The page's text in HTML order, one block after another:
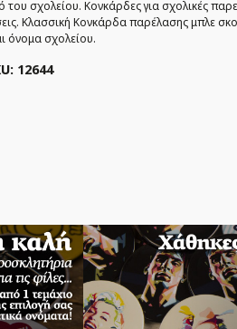
σχολείου. Κονκάρδες για σχολικές
Κλασσική Κονκάρδα παρέλασης μπλε
όνομα σχολείου.
12644